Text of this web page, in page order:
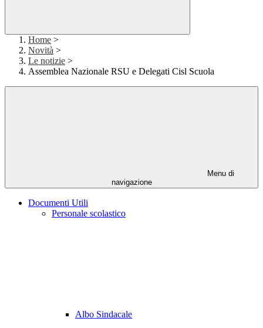
Home >
Novità >
Le notizie >
Assemblea Nazionale RSU e Delegati Cisl Scuola
Menu di
navigazione
Documenti Utili
Personale scolastico
Albo Sindacale